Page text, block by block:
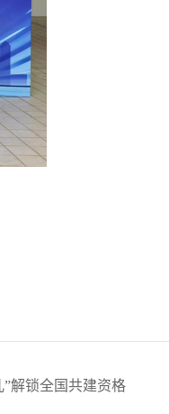
解锁全国共建资格